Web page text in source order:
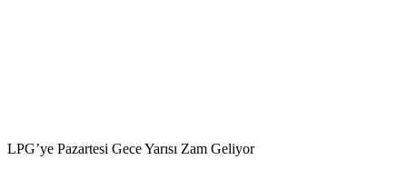
LPG’ye Pazartesi Gece Yarısı Zam Geliyor